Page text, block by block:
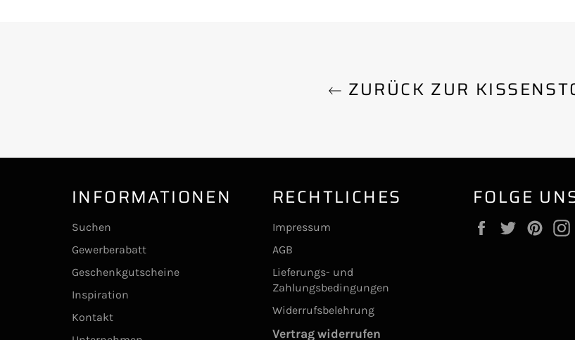
ZURÜCK ZUR
INFORMATIONEN
Suchen
Gewerberabatt
Geschenkgutscheine
Inspiration
Kontakt
RECHTLICHES
Impressum
AGB
Lieferungs- und
Zahlungsbedingungen
Widerrufsbelehrung
Vertrag widerrufen
FOLGE
FacebookTwitter